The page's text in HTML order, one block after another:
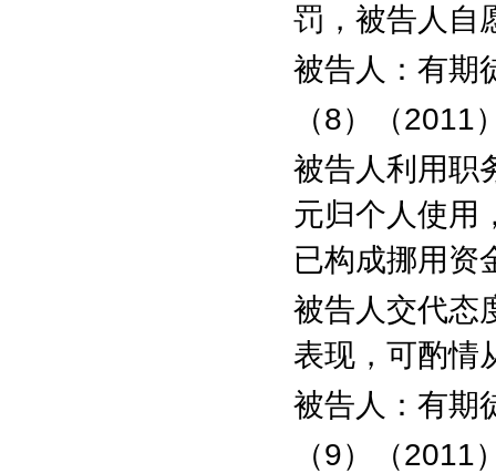
罚，被告人自
被告人：有期
（8）（2011
被告人利用职
元归个人使用
已构成挪用资
被告人交代态
表现，可酌情
被告人：有期
（9）（2011